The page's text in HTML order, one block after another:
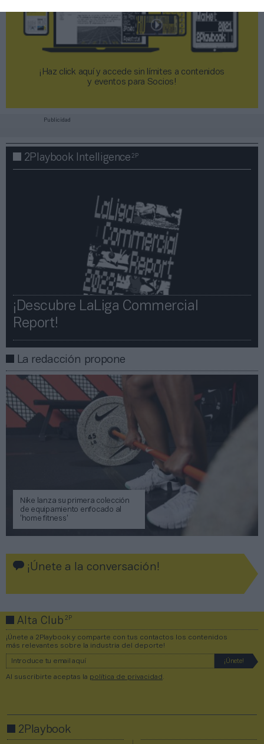
¡Haz click aquí y accede sin límites a contenidos
y eventos para Socios!​​​​​​​
Publicidad
2Playbook Intelligence2P
¡Descubre LaLiga Commercial
Report!​​
La redacción propone
Nike lanza su primera colección
de equipamiento enfocado al
‘home fitness’
¡Únete a la conversación!
Alta Club2P
¡Únete a 2Playbook y comparte con tus contactos los contenidos
más relevantes sobre la industria del deporte!
Al suscribirte aceptas la política de privacidad
2Playbook